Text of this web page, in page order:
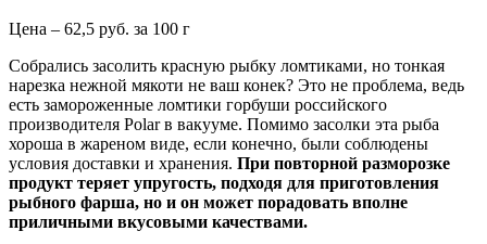
Цена – 62,5 руб. за 100 г
Собрались засолить красную рыбку ломтиками, но тонкая
нарезка нежной мякоти не ваш конек? Это не проблема, ведь
есть замороженные ломтики горбуши российского
производителя Polar в вакууме. Помимо засолки эта рыба
хороша в жареном виде, если конечно, были соблюдены
условия доставки и хранения. При повторной разморозке
продукт теряет упругость, подходя для приготовления
рыбного фарша, но и он может порадовать вполне
приличными вкусовыми качествами.